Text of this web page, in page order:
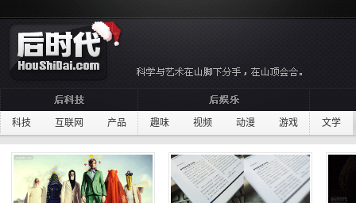
科技 互联网 产品 趣味 视频 动漫 游戏 文学